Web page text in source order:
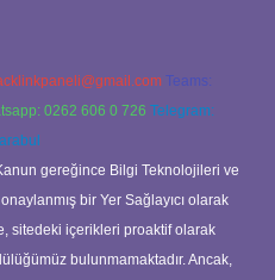
Teams:
0262 606 0 726 Telegram:
gereğince Bilgi Teknolojileri ve
bir Yer Sağlayıcı olarak
sitedeki içerikleri proaktif olarak
bulunmamaktadır. Ancak,